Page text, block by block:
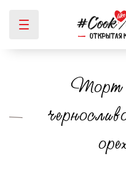
Вы здесьТорт